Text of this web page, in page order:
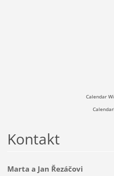
Calendar
Kontakt
Marta a Jan Řezáčovi